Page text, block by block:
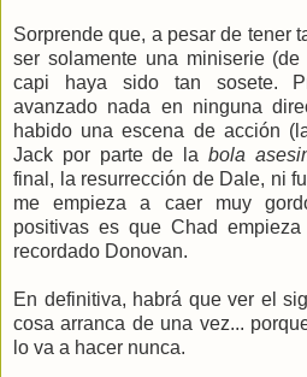
Sorprende que, a pesar de tener
ser solamente una miniserie
capi haya sido tan sosete.
avanzado nada en ninguna
habido una escena de acción
Jack por parte de la bola
final, la resurrección de Dale, ni
me empieza a caer muy
positivas es que Chad
recordado Donovan.
En definitiva, habrá que ver el
cosa arranca de una vez...
lo va a hacer nunca.